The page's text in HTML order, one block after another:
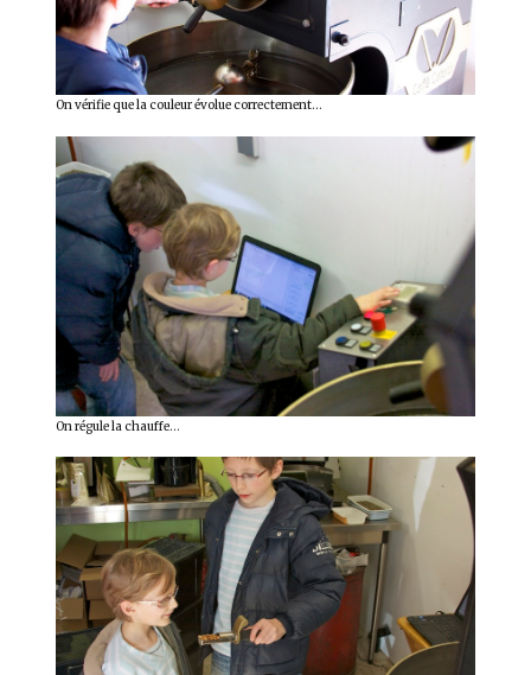
On vérifie que la couleur évolue correctement…
On régule la chauffe…